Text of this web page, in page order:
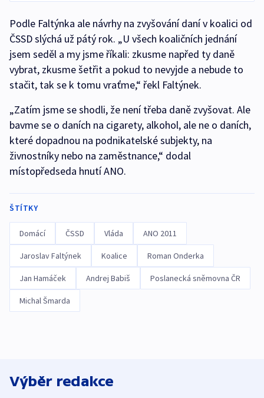
Podle Faltýnka ale návrhy na zvyšování daní v koalici od
ČSSD slýchá už pátý rok. „U všech koaličních jednání
jsem seděl a my jsme říkali: zkusme napřed ty daně
vybrat, zkusme šetřit a pokud to nevyjde a nebude to
stačit, tak se k tomu vraťme,“ řekl Faltýnek.
„Zatím jsme se shodli, že není třeba daně zvyšovat. Ale
bavme se o daních na cigarety, alkohol, ale ne o daních,
které dopadnou na podnikatelské subjekty, na
živnostníky nebo na zaměstnance,“ dodal
místopředseda hnutí ANO.
ŠTÍTKY
Domácí ČSSD Vláda ANO 2011
Jaroslav Faltýnek Koalice Roman Onderka
Jan Hamáček Andrej Babiš Poslanecká sněmovna ČR
Michal Šmarda
Výběr redakce